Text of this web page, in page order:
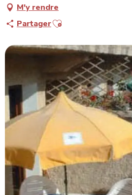
M'y rendre
PartagerAjouter aux favoris